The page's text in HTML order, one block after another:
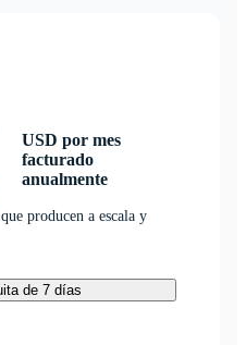
USD por mes
facturado
anualmente
producen a escala y
de 7 días